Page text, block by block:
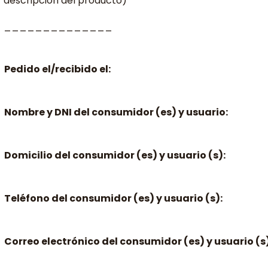
Pedido el/recibido el:
Nombre y DNI del consumidor (es) y usuario:
Domicilio del consumidor (es) y usuario (s):
Teléfono del consumidor (es) y usuario (s):
Correo electrónico del consumidor (es) y usuario